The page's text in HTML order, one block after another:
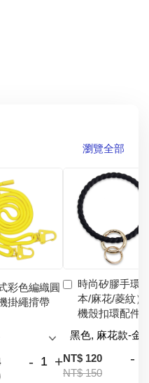
瀏覽全部
彩色編織圓
掛繩揹帶
- +
時尚矽膠手環
本/麻花/菱紋）
機殼扣環配件
NT$ 120
NT$ 150
-